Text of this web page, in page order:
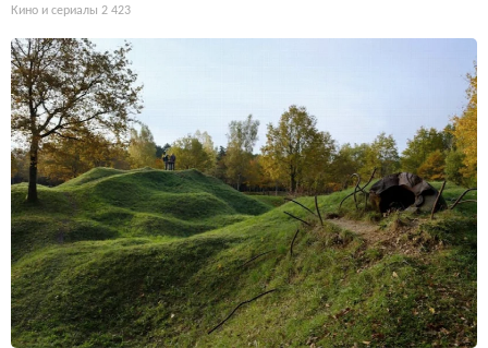
Кино и сериалы 2 423